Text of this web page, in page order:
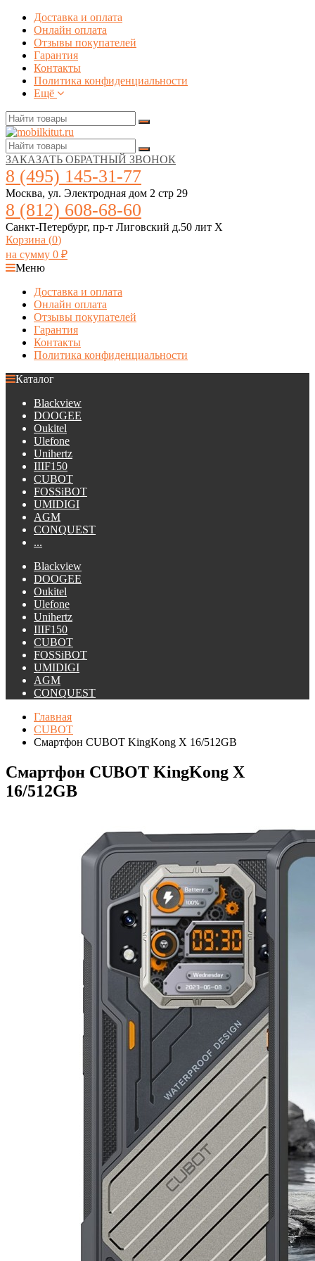
Доставка и оплата
Онлайн оплата
Отзывы покупателей
Гарантия
Контакты
Политика конфиденциальности
Ещё
ЗАКАЗАТЬ ОБРАТНЫЙ ЗВОНОК
8 (495) 145-31-77
Москва, ул. Электродная дом 2 стр 29
8 (812) 608-68-60
Санкт-Петербург, пр-т Лиговский д.50 лит Х
Корзина (0)
на сумму 0 ₽
Меню
Доставка и оплата
Онлайн оплата
Отзывы покупателей
Гарантия
Контакты
Политика конфиденциальности
Каталог
Blackview
DOOGEE
Oukitel
Ulefone
Unihertz
IIIF150
CUBOT
FOSSiBOT
UMIDIGI
AGM
CONQUEST
...
Blackview
DOOGEE
Oukitel
Ulefone
Unihertz
IIIF150
CUBOT
FOSSiBOT
UMIDIGI
AGM
CONQUEST
Главная
CUBOT
Смартфон CUBOT KingKong X 16/512GB
Смартфон CUBOT KingKong X
16/512GB